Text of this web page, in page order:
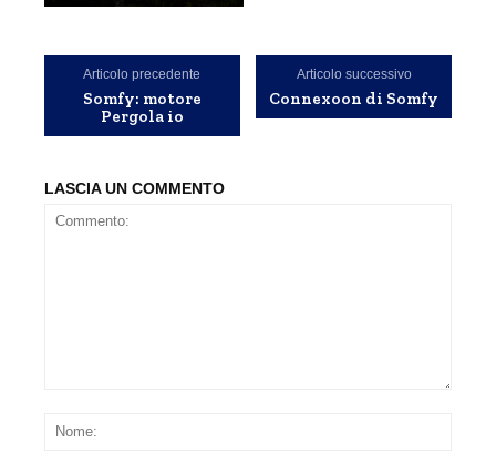
Articolo precedente
Somfy: motore
Pergola io
Articolo successivo
Connexoon di Somfy
LASCIA UN COMMENTO